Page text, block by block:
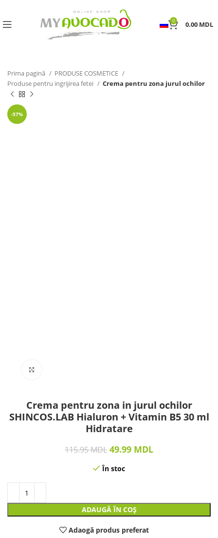
0 0.00 MDL
Prima pagină
PRODUSE COSMETICE
Produse pentru ingrijirea fetei
Crema pentru zona jurul ochilor
-57%
Crema pentru zona in jurul ochilor
SHINCOS.LAB Hialuron + Vitamin B5 30 ml
Hidratare
115.95MDL 49.99 MDL
În stoc
ADAUGĂ ÎN COȘ
Adaogă produs preferat